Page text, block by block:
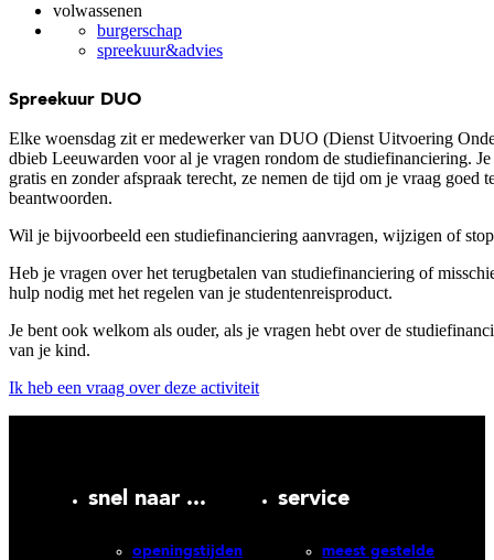
volwassenen
burgerschap
spreekuur&advies
Spreekuur DUO
Elke woensdag zit er medewerker van DUO (Dienst Uitvoering
dbieb Leeuwarden voor al je vragen rondom de studiefinanciering. Je
gratis en zonder afspraak terecht, ze nemen de tijd om je vraag goed
beantwoorden.
Wil je bijvoorbeeld een studiefinanciering aanvragen, wijzigen of
Heb je vragen over het terugbetalen van studiefinanciering of
hulp nodig met het regelen van je studentenreisproduct.
Je bent ook welkom als ouder, als je vragen hebt over de
van je kind.
Ik heb een vraag over deze activiteit
snel naar ...
openingstijden
service
meest gestelde